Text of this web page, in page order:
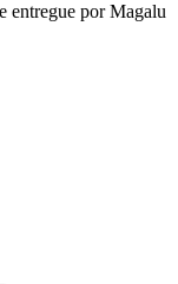
e entregue por Magalu